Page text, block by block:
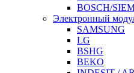
BOSCH/
Электронный
SAMSUNG
LG
BSHG
BEKO